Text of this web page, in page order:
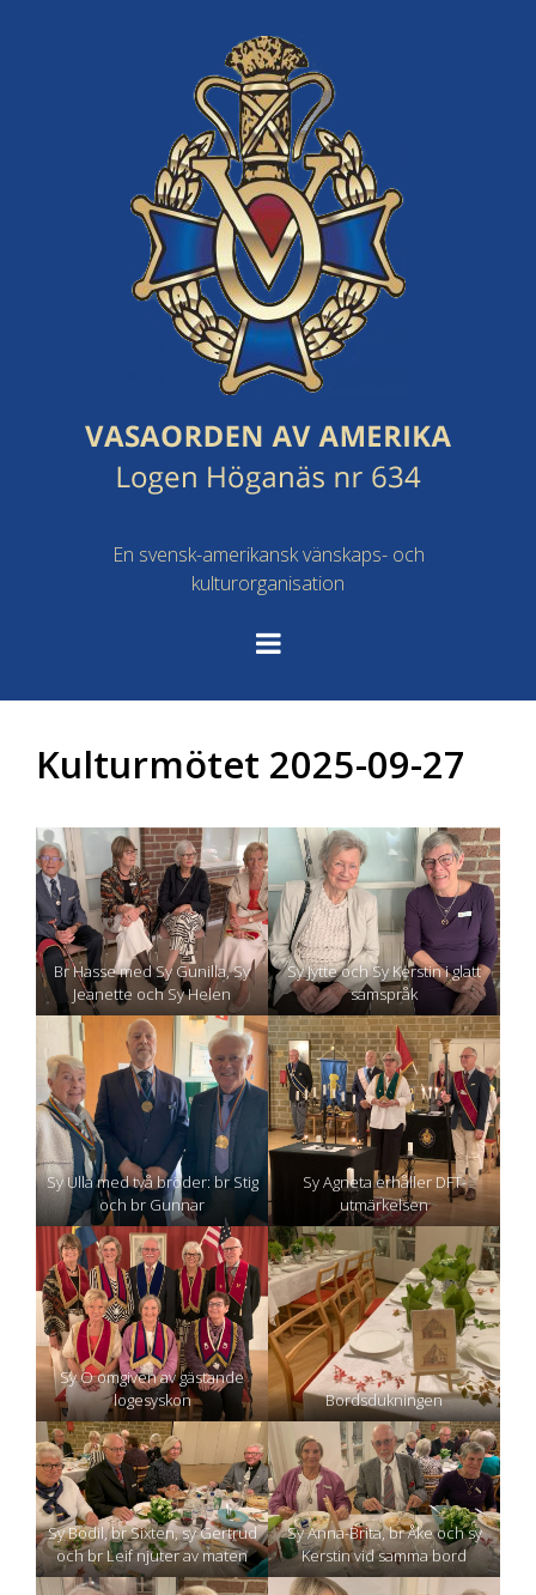
En svensk-amerikansk vänskaps- och
kulturorganisation
Kulturmötet 2025-09-27
Br Hasse med Sy Gunilla, Sy
Jeanette och Sy Helen
Sy Jytte och Sy Kerstin i glatt
samspråk
Sy Ulla med två bröder: br Stig
och br Gunnar
Sy Agneta erhåller DFT-
utmärkelsen
Sy O omgiven av gästande
logesyskon
Bordsdukningen
Sy Bodil, br Sixten, sy Gertrud
och br Leif njuter av maten
Sy Anna-Brita, br Åke och sy
Kerstin vid samma bord